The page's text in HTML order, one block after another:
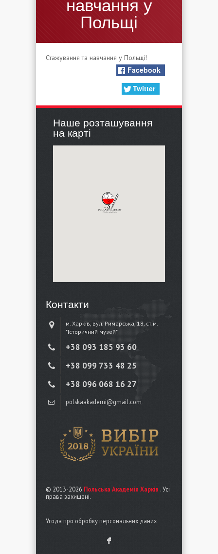
навчання у
Польщі
Стажування та навчання у Польщі!
Facebook
Twitter
Наше розташування
на карті
Контакти
м. Харків, вул. Римарська, 18, ст.м.
"Історичний музей"
+38 ‎093 185 93 60
+38 ‎099 733 48 25
+38 096 068 16 27
polskaakademi@gmail.com
© 2013-2026 Польська Академія Харків . Усі
права захищені.
Угода про обробку персональних даних
F